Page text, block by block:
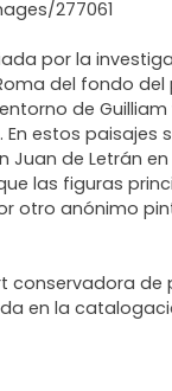
277061
por la
del fondo
de
En estos paisajes
Juan de Letrán
las figuras
otro anónimo
conservadora
en la